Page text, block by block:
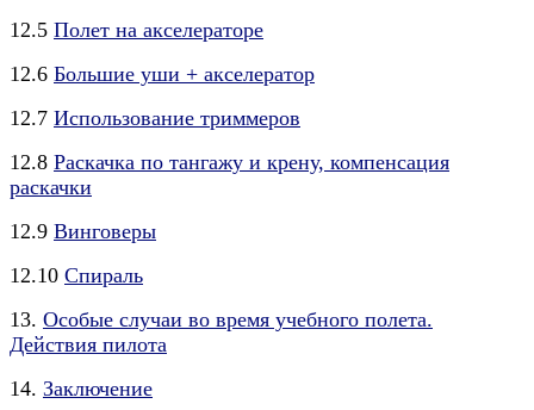
12.5 Полет на акселераторе
12.6 Большие уши + акселератор
12.7 Использование триммеров
12.8 Раскачка по тангажу и крену, компенсация
раскачки
12.9 Винговеры
12.10 Спираль
13. Особые случаи во время учебного полета.
Действия пилота
14. Заключение